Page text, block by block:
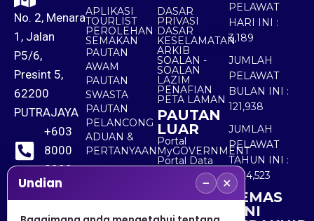
No. 2, Menara
1, Jalan
P5/6,
Presint 5,
62200
PUTRAJAYA
+603
8000
8000
+603
8891
APLIKASI
TOURLIST
PEROLEHAN
SEMAKAN
PAUTAN
AWAM
PAUTAN
SWASTA
PAUTAN
PELANCONG
ADUAN &
PERTANYAAN
DASAR
PRIVASI
DASAR
KESELAMATAN
ARKIB
SOALAN -
SOALAN
LAZIM
PENAFIAN
PETA LAMAN
PAUTAN
LUAR
Portal
MyGOVERNMENT
Portal Data
Terbuka
Sektor Awam
PELAWAT
HARI INI :
3,189
JUMLAH
PELAWAT
BULAN INI :
121,938
JUMLAH
PELAWAT
TAHUN INI :
5,524,523
KEMAS
KINI
Undian − ×